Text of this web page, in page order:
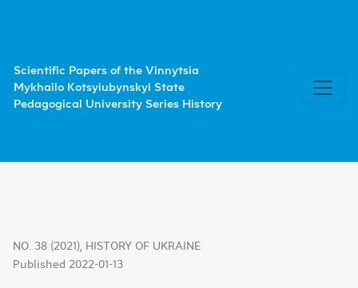
Scientific Papers of the Vinnytsia
Mykhailo Kotsyiubynskyi State
Pedagogical University Series History
NO. 38 (2021) HISTORY OF UKRAINE
Published 2022-01-13